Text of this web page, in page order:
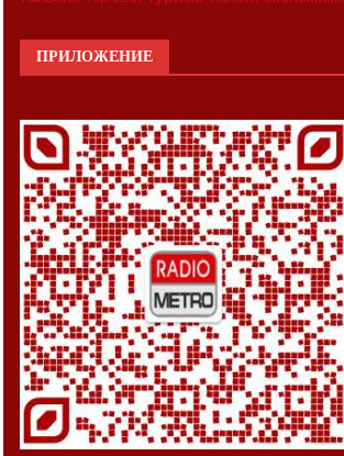
ПРИЛОЖЕНИЕ